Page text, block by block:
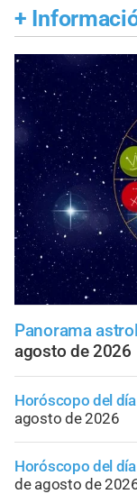
+
Panorama
agosto de 2026
Horóscopo del día
agosto de 2026
Horóscopo del día
de agosto de